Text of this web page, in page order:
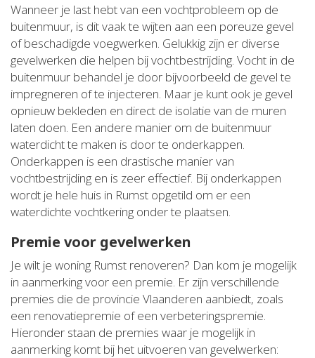
Wanneer je last hebt van een vochtprobleem op de
buitenmuur, is dit vaak te wijten aan een poreuze gevel
of beschadigde voegwerken. Gelukkig zijn er diverse
gevelwerken die helpen bij vochtbestrijding. Vocht in de
buitenmuur behandel je door bijvoorbeeld de gevel te
impregneren of te injecteren. Maar je kunt ook je gevel
opnieuw bekleden en direct de isolatie van de muren
laten doen. Een andere manier om de buitenmuur
waterdicht te maken is door te onderkappen.
Onderkappen is een drastische manier van
vochtbestrijding en is zeer effectief. Bij onderkappen
wordt je hele huis in Rumst opgetild om er een
waterdichte vochtkering onder te plaatsen.
Premie voor gevelwerken
Je wilt je woning Rumst renoveren? Dan kom je mogelijk
in aanmerking voor een premie. Er zijn verschillende
premies die de provincie Vlaanderen aanbiedt, zoals
een renovatiepremie of een verbeteringspremie.
Hieronder staan de premies waar je mogelijk in
aanmerking komt bij het uitvoeren van gevelwerken: